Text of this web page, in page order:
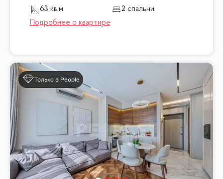
63 кв.м
2 спальни
Только в People